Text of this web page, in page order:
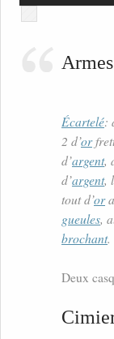
Écartelé:
2 d’or
d’argent,
d’argent,
tout d’or
gueules,
brochant.
Deux